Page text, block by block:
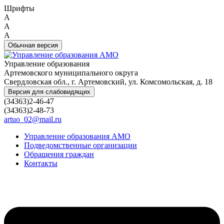
Шрифты
A
A
A
Обычная версия
Управление образования
Артемовского муниципального округа
Свердловская обл., г. Артемовский, ул. Комсомольская, д. 18
Версия для слабовидящих
(34363)2-46-47
(34363)2-48-73
artuo_02@mail.ru
Управление образования АМО
Подведомственные организации
Обращения граждан
Контакты